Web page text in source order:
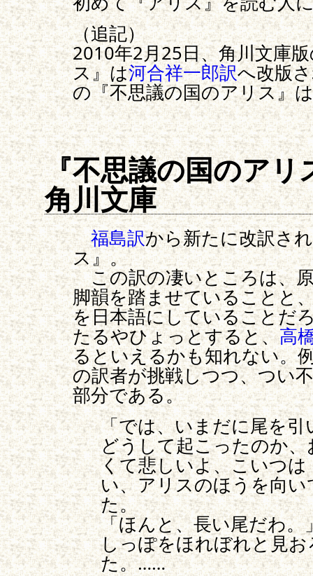
（追記）
2010年2月25日、角川文庫
ス』は河合祥一郎訳へ改版
の『不思議の国のアリス』
『不思議の国のア
角川文庫
福島訳から新たに改訳さ
ス』。
この訳の凄いところは、
脚韻を踏ませていることと
を日本語にしていることだ
たるやひょっとすると、高
るといえるかも知れない。
の訳者が挑戦しつつ、つい
部分である。
「では、いまだに尾を
どうして起こったのか
くて悲しいよ、こいつ
い、アリスのほうを向
た。
「ほんと、長い尾だわ
しっぽをほれぼれと見
た。……